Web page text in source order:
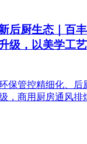
后厨生态｜百
级，以美学工
保管控精细化、后
，商用厨房通风排